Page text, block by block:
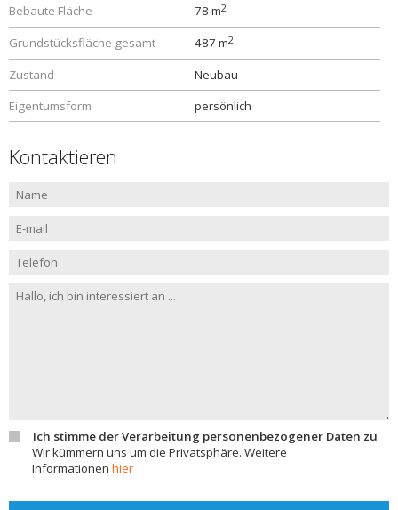
Bebaute Fläche
78 m2
Grundstücksfläche gesamt 487 m2
Zustand
Neubau
Eigentumsform
persönlich
Kontaktieren
Ich stimme der Verarbeitung personenbezogener Daten zu
Wir kümmern uns um die Privatsphäre. Weitere
Informationen hier